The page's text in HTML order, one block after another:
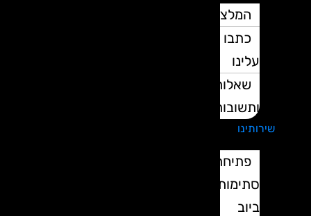
המלצות
כתבו
עלינו
שאלות
ותשובות
שירותינו
פתיחת
סתימות
ביוב